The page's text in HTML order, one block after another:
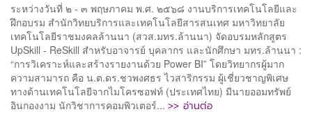
ระหว่างวันที่ ๒ - ๓ พฤษภาคม พ.ศ. ๒๕๖๘ งานบริการเทคโนโลยีและ
ฝึกอบรม สำนักวิทยบริการและเทคโนโลยีสารสนเทศ มหาวิทยาลัย
เทคโนโลยีราชมงคลล้านนา (สวส.มทร.ล้านนา) จัดอบรมหลักสูตร
UpSkill - ReSkill สำหรับอาจารย์ บุคลากร และนักศึกษา มทร.ล้านนา :
“การวิเคราะห์และสร้างรายงานด้วย Power BI” โดยวิทยากรผู้มาก
ความสามารถ คือ น.ต.ดร.ชวพงศธร ไวสาริกรรม ผู้เชี่ยวชาญพิเศษ
ทางด้านเทคโนโลยีจากไมโครซอฟท์ (ประเทศไทย) มีนายออมทรัพย์
อินกองงาม นักวิชาการคอมพิวเตอร์... >> อ่านต่อ